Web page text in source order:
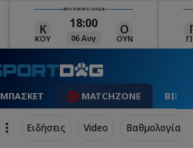
UEFA EUROPA LEAGUE
ΓΙΑ
19:00
06 Αυγ
Ρ
ΡΈΙ ΜΑΚ
ΜΠΑΣΚΕΤ MATCHZONE
Ειδήσεις Video Βαθμολογία